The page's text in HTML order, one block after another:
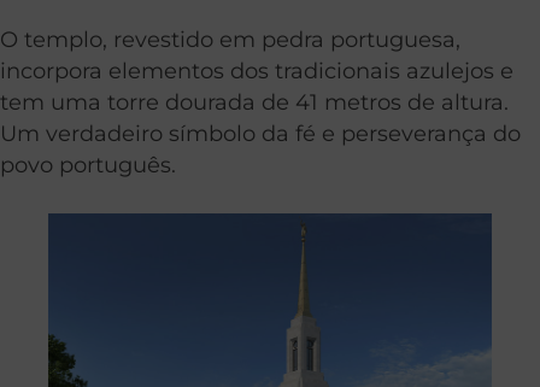
O templo, revestido em pedra portuguesa,
incorpora elementos dos tradicionais azulejos e
tem uma torre dourada de 41 metros de altura.
Um verdadeiro símbolo da fé e perseverança do
povo português.